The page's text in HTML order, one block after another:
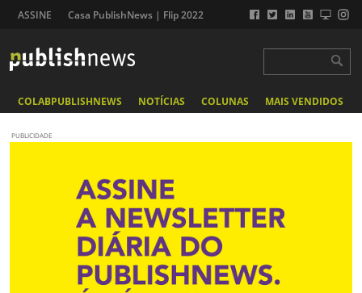
ASSINE Casa PublishNews | Flip 2022
COLABPUBLISHNEWS NOTÍCIAS COLUNAS MAIS VENDIDOS
PUBLICIDADE